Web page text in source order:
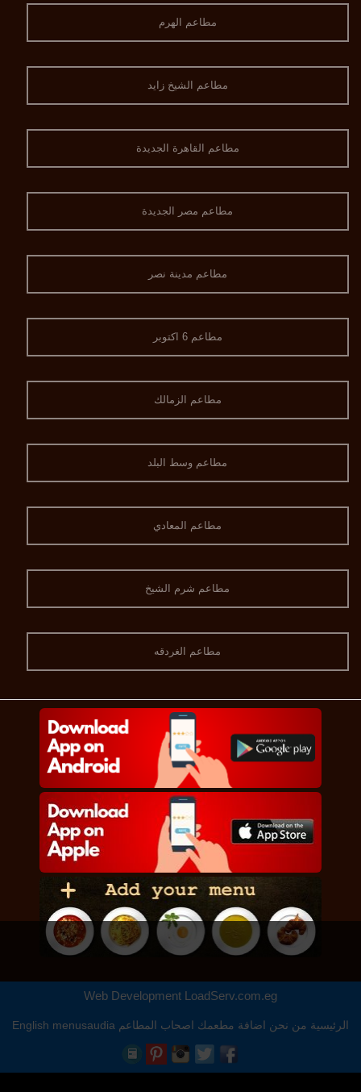
مطاعم الهرم
مطاعم الشيخ زايد
مطاعم القاهرة الجديدة
مطاعم مصر الجديدة
مطاعم مدينة نصر
مطاعم 6 اكتوبر
مطاعم الزمالك
مطاعم وسط البلد
مطاعم المعادي
مطاعم شرم الشيخ
مطاعم الغردقه
Web Development LoadServ.com.eg
الرئيسية من نحن اضافة مطعمك اصحاب المطاعم menusaudia
English